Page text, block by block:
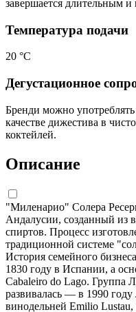
завершается длительным
Температура подачи
20 °С
Дегустационное
Бренди можно
качестве дижестива в
коктейлей.
Описание
"Миленарио" Солера
Андалусии, созданный из
спиртов. Процесс
традиционной системе
История семейного
1830 году в Испании, а
Cabaleiro do Lago. Группа
развивалась — в 1990
винодельней Emilio Lustau,